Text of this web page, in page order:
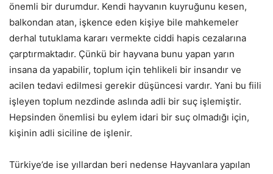
önemli bir durumdur. Kendi hayvanın kuyruğunu kesen,
balkondan atan, işkence eden kişiye bile mahkemeler
derhal tutuklama kararı vermekte ciddi hapis cezalarına
çarptırmaktadır. Çünkü bir hayvana bunu yapan yarın
insana da yapabilir, toplum için tehlikeli bir insandır ve
acilen tedavi edilmesi gerekir düşüncesi vardır. Yani bu fiili
işleyen toplum nezdinde aslında adli bir suç işlemiştir.
Hepsinden önemlisi bu eylem idari bir suç olmadığı için,
kişinin adli siciline de işlenir.
Türkiye’de ise yıllardan beri nedense Hayvanlara yapılan